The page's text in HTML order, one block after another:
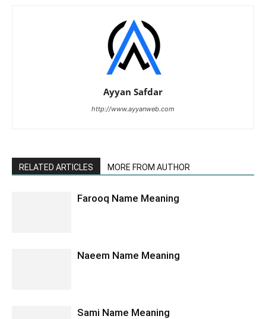
Ayyan Safdar
http://www.ayyanweb.com
RELATED ARTICLES MORE FROM AUTHOR
Farooq Name Meaning
Naeem Name Meaning
Sami Name Meaning